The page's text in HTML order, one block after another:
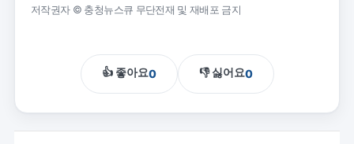
저작권자 © 충청뉴스큐 무단전재 및 재배포 금지
👍 좋아요0 👎 싫어요0